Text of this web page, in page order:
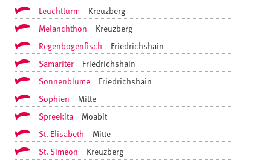
Leuchtturm
Kreuzberg
Melanchthon
Kreuzberg
Regenbogenfisch
Friedrichshain
Samariter
Friedrichshain
Sonnenblume
Friedrichshain
Sophien
Mitte
Spreekita
Moabit
St. Elisabeth
Mitte
St. Simeon
Kreuzberg